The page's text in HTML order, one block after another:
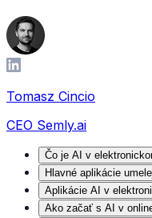
Tomasz Cincio
CEO Semly.ai
Čo je AI v
Hlavné aplikácie
Aplikácie AI v
Ako začať s AI v